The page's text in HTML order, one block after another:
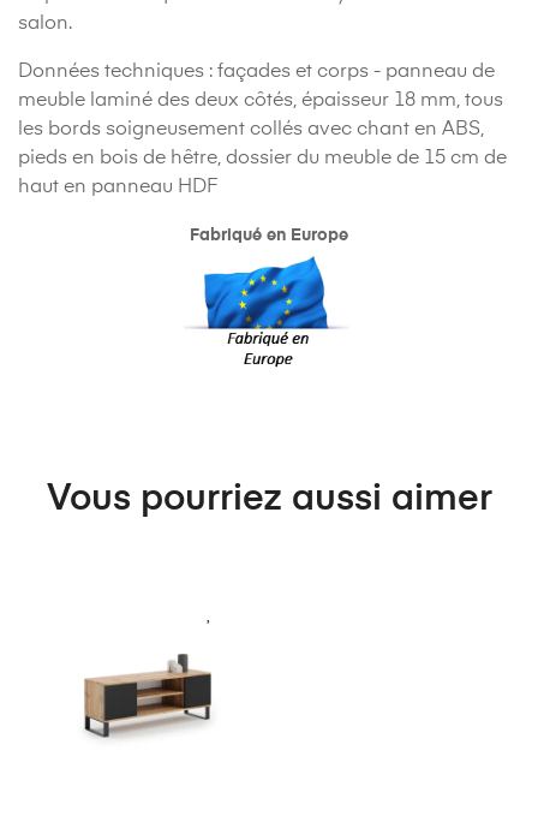
salon.
Données techniques : façades et corps - panneau de
meuble laminé des deux côtés, épaisseur 18 mm, tous
les bords soigneusement collés avec chant en ABS,
pieds en bois de hêtre, dossier du meuble de 15 cm de
haut en panneau HDF
Fabriqué en Europe
Vous pourriez aussi aimer